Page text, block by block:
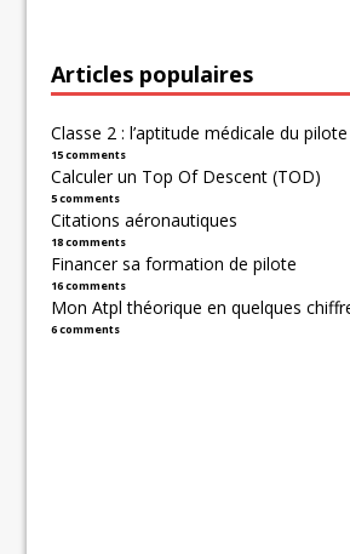
Articles populaires
Classe 2 : l’aptitude médicale du
15 comments
Calculer un Top Of Descent (TOD)
5 comments
Citations aéronautiques
18 comments
Financer sa formation de pilote
16 comments
Mon Atpl théorique en quelques
6 comments